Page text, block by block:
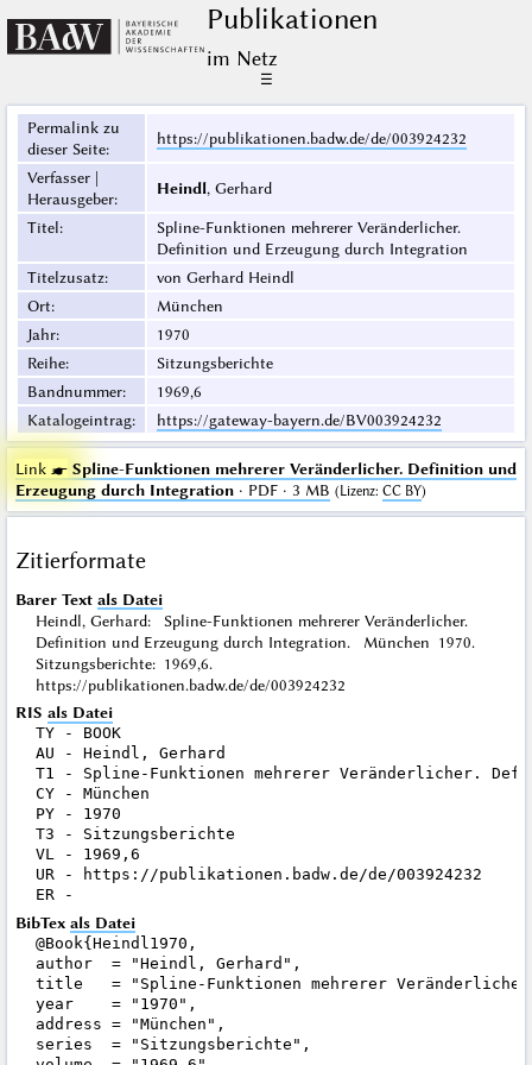
Publikationen
im Netz
☰
Permalink zu
dieser Seite:
https://publikationen.badw.de/de/003924232
Verfasser |
Herausgeber:
Heindl, Gerhard
Titel:
Spline-Funktionen mehrerer Veränderlicher.
Definition und Erzeugung durch Integration
Titelzusatz:
von Gerhard Heindl
Ort:
München
Jahr:
1970
Reihe:
Sitzungsberichte
Bandnummer:
1969,6
Katalogeintrag: https://gateway-bayern.de/BV003924232
Link ☛ Spline-Funktionen mehrerer Veränderlicher. Definition und
Erzeugung durch Integration· PDF · 3 MB (Lizenz: CC BY)
Zitierformate
Barer Text als Datei
Heindl, Gerhard: Spline-Funktionen mehrerer Veränderlicher.
Definition und Erzeugung durch Integration. München 1970.
Sitzungsberichte: 1969,6.
https://publikationen.badw.de/de/003924232
RIS als Datei
TY - BOOK
AU - Heindl, Gerhard
T1 - Spline-Funktionen mehrerer Veränderlicher.
CY - München
PY - 1970
T3 - Sitzungsberichte
VL - 1969,6
UR - https://publikationen.badw.de/de/003924232
BibTex als Datei
@Book{Heindl1970,
author  = "Heindl, Gerhard",
title   = "Spline-Funktionen mehrerer
year    = "1970",
address = "München",
series  = "Sitzungsberichte",